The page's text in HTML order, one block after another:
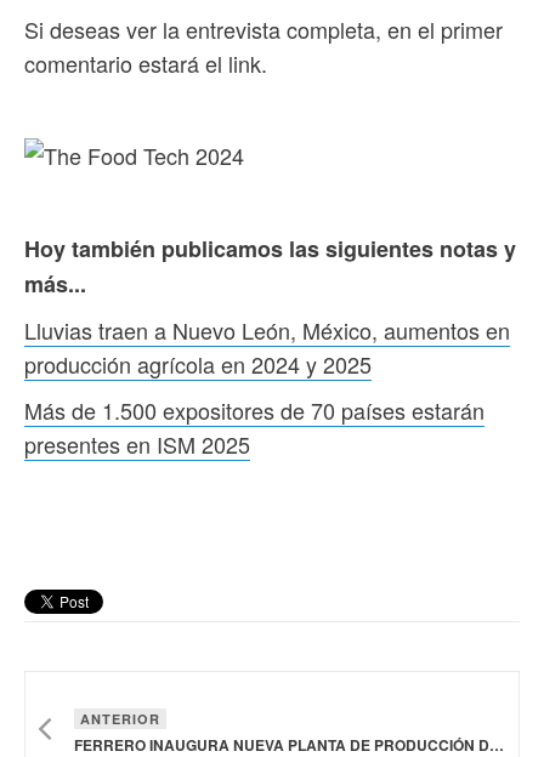
Si deseas ver la entrevista completa, en el primer
comentario estará el link.
Hoy también publicamos las siguientes notas y
más...
Lluvias traen a Nuevo León, México, aumentos en
producción agrícola en 2024 y 2025
Más de 1.500 expositores de 70 países estarán
presentes en ISM 2025
ANTERIOR
FERRERO INAUGURA NUEVA PLANTA DE PRODUCCIÓN DE KINDER BUENO CON VALOR DE 214 MDD EN ILLINOIS, ESTADOS UNIDOS